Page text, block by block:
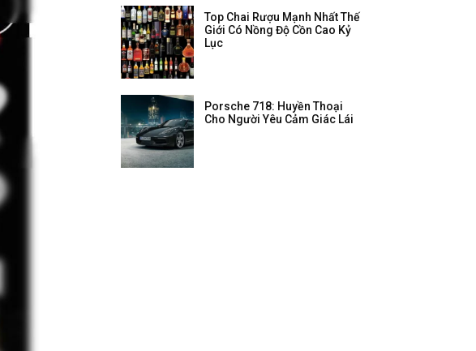
Top Chai Rượu Mạnh Nhất Thế
Giới Có Nồng Độ Cồn Cao Kỷ
Lục
Porsche 718: Huyền Thoại
Cho Người Yêu Cảm Giác Lái